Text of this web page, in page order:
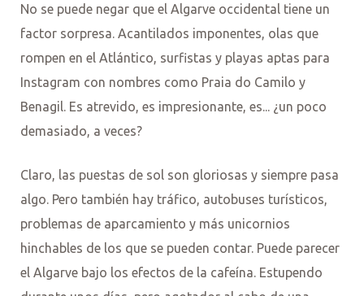
No se puede negar que el Algarve occidental tiene un
factor sorpresa. Acantilados imponentes, olas que
rompen en el Atlántico, surfistas y playas aptas para
Instagram con nombres como Praia do Camilo y
Benagil. Es atrevido, es impresionante, es... ¿un poco
demasiado, a veces?
Claro, las puestas de sol son gloriosas y siempre pasa
algo. Pero también hay tráfico, autobuses turísticos,
problemas de aparcamiento y más unicornios
hinchables de los que se pueden contar. Puede parecer
el Algarve bajo los efectos de la cafeína. Estupendo